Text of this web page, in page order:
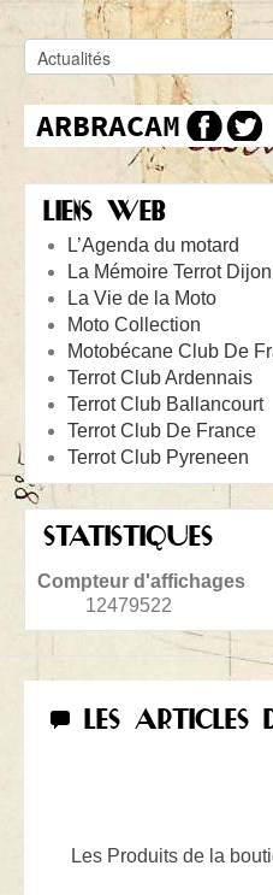
LIENS WEB
L’Agenda du motard
La Mémoire Terrot Dijon
La Vie de la Moto
Moto Collection
Motobécane Club De
Terrot Club Ardennais
Terrot Club Ballancourt
Terrot Club De France
Terrot Club Pyreneen
STATISTIQUES
Compteur d'affichages
12479522
LES
Les Produits de la